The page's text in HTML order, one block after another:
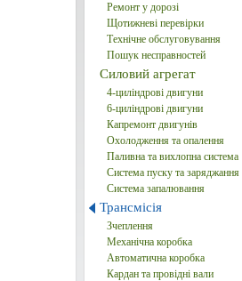
Ремонт у дорозі
Щотижневі перевірки
Технічне обслуговування
Пошук несправностей
Силовий агрегат
4-циліндрові двигуни
6-циліндрові двигуни
Капремонт двигунів
Охолодження та опалення
Паливна та вихлопна система
Система пуску та заряджання
Система запалювання
Трансмісія
Зчеплення
Механічна коробка
Автоматична коробка
Кардан та провідні вали